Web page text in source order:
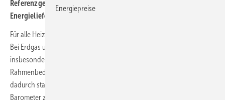
Referenzgebäude bei neu abgeschlossenen
Energielieferverträgen ist.
Für alle Heizenergieträger hat der Preis auch eine regionale Prägung.
Bei Erdgas und Wärmepumpenstrom variieren die Tarifkonditionen
insbesondere durch die Entgelte für die Netznutzung. Die
Rahmenbedingungen für technisch vergleichbare Projekte können
dadurch standortspezifisch abweichen. Das WP-Strom-/Gaspreis-
Barometer zeigt das Strom-/Gaspreisverhältnis für zwölf Orte in
Energiepreise